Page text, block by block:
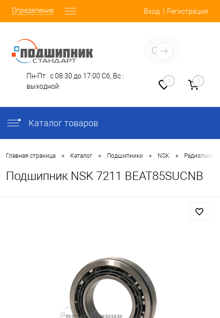
Определение Вход Регистрация
Пн-Пт : с 08:30 до 17:00 Сб, Вс :
выходной
0 0
Каталог товаров
Главная страница • Каталог • Подшипники • NSK • Радиально-
Подшипник NSK 7211 BEAT85SUCNB